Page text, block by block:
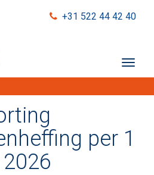
+31 522 44 42 40
T
o
e
per 1